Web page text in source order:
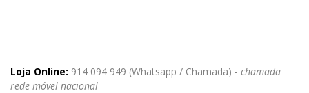
Loja Online: 914 094 949 (Whatsapp / Chamada) - chamada
rede móvel nacional